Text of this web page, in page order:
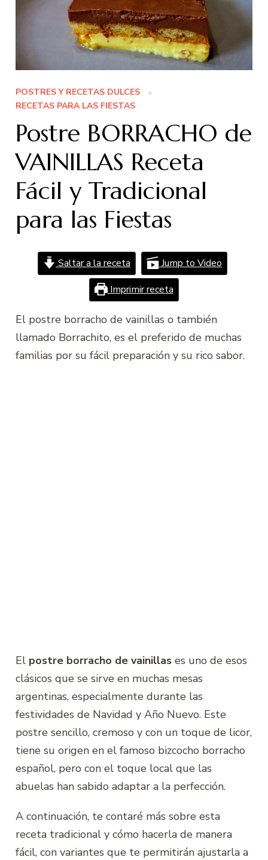
POSTRES Y RECETAS DULCES
RECETAS PARA LAS FIESTAS
Postre BORRACHO de
VAINILLAS Receta
Fácil y Tradicional
para las Fiestas
Saltar a la receta
Jump to Video
Imprimir receta
El postre borracho de vainillas o también
llamado Borrachito, es el preferido de muchas
familias por su fácil preparación y su rico sabor.
El postre borracho de vainillas es uno de esos
clásicos que se sirve en muchas mesas
argentinas, especialmente durante las
festividades de Navidad y Año Nuevo. Este
postre sencillo, cremoso y con un toque de licor,
tiene su origen en el famoso bizcocho borracho
español, pero con el toque local que las
abuelas han sabido adaptar a la perfección.
A continuación, te contaré más sobre esta
receta tradicional y cómo hacerla de manera
fácil, con variantes que te permitirán ajustarla a